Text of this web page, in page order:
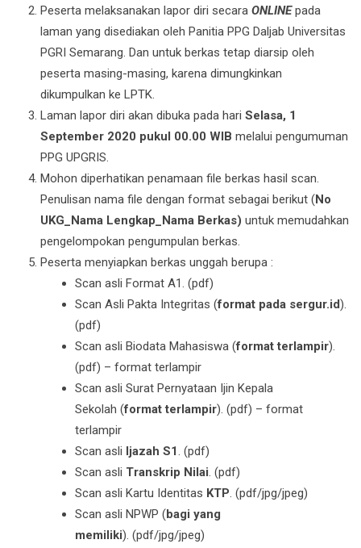
Peserta melaksanakan lapor diri secara ONLINEpada
laman yang disediakan oleh Panitia PPG Daljab Universitas
PGRI Semarang. Dan untuk berkas tetap diarsip oleh
peserta masing-masing, karena dimungkinkan
dikumpulkan ke LPTK.
Laman lapor diri akan dibuka pada hari Selasa, 1
September 2020 pukul 00.00 WIB melalui pengumuman
PPG UPGRIS.
Mohon diperhatikan penamaan file berkas hasil scan.
Penulisan nama file dengan format sebagai berikut (No
UKG_Nama Lengkap_Nama Berkas) untuk memudahkan
pengelompokan pengumpulan berkas.
Peserta menyiapkan berkas unggah berupa :
Scan asli Format A1. (pdf)
Scan Asli Pakta Integritas (format pada sergur.id).
(pdf)
Scan asli Biodata Mahasiswa (format terlampir).
(pdf) – format terlampir
Scan asli Surat Pernyataan Ijin Kepala
Sekolah (format terlampir). (pdf) – format
terlampir
Scan asli Ijazah S1. (pdf)
Scan asli Transkrip Nilai. (pdf)
Scan asli Kartu Identitas KTP. (pdf/jpg/jpeg)
Scan asli NPWP (bagi yang
memiliki). (pdf/jpg/jpeg)